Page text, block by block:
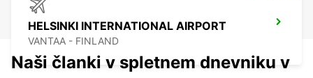
HELSINKI INTERNATIONAL AIRPORT
VANTAA - FINLAND
Naši članki v spletnem dnevniku v